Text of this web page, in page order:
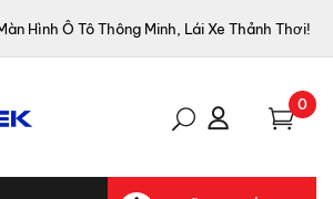
Hình Ô Tô Thông Minh, Lái Xe Thảnh Thơi!
0